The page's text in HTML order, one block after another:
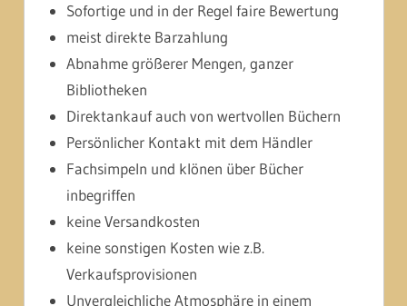
Sofortige und in der Regel faire Bewertung
meist direkte Barzahlung
Abnahme größerer Mengen, ganzer
Bibliotheken
Direktankauf auch von wertvollen Büchern
Persönlicher Kontakt mit dem Händler
Fachsimpeln und klönen über Bücher
inbegriffen
keine Versandkosten
keine sonstigen Kosten wie z.B.
Verkaufsprovisionen
Unvergleichliche Atmosphäre in einem